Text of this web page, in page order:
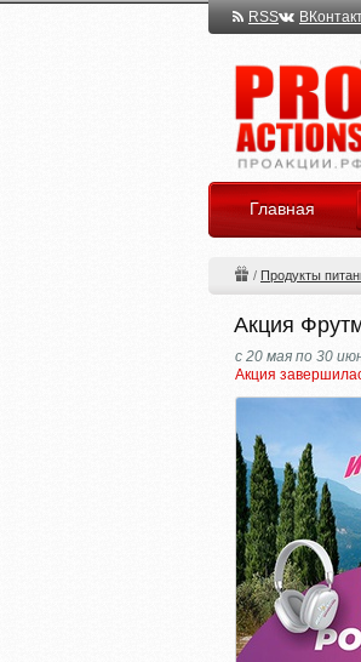
RSS
Главная
/ Продукты
Акция
с 20 мая по 30
Акция